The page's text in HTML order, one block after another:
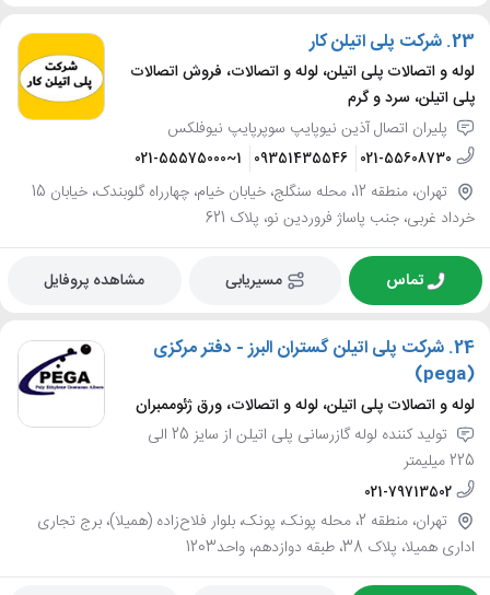
23. شرکت پلی اتیلن کار
لوله و اتصالات پلی اتیلن، لوله و اتصالات، فروش اتصالات
پلی اتیلن، سرد و گرم
پلیران اتصال آذین نیوپایپ سوپرپایپ نیوفلکس
021-55608730
09351435546
021-55575000~1
تهران، منطقه 12، محله سنگلج، خیابان خیام، چهارراه گلوبندک، خیابان 15
خرداد غربی، جنب پاساژ فروردین نو، پلاک 621
تماس مسیریابی مشاهده پروفایل
24. شرکت پلی اتیلن گستران البرز - دفتر مرکزی
(pega)
لوله و اتصالات پلی اتیلن، لوله و اتصالات، ورق ژئوممبران
تولید کننده لوله گازرسانی پلی اتیلن از سایز 25 الی
225 میلیمتر
021-79713502
تهران، منطقه 2، محله پونک، پونک، بلوار فلاح‌زاده (همیلا)، برج تجاری
اداری همیلا، پلاک 38، طبقه دوازدهم، واحد1203